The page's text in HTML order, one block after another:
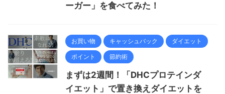
ーガー」を食べてみた！
お買い物 キャッシュバック ダイエット
ポイント 節約術
まずは2週間！「DHCプロテインダ
イエット」で置き換えダイエットを